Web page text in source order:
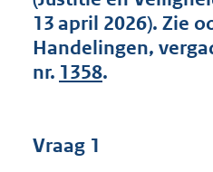
13 april 2026). Zie
Handelingen,
nr. 1358.
Vraag 1